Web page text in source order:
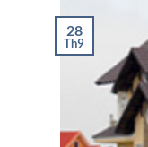
28
Th9